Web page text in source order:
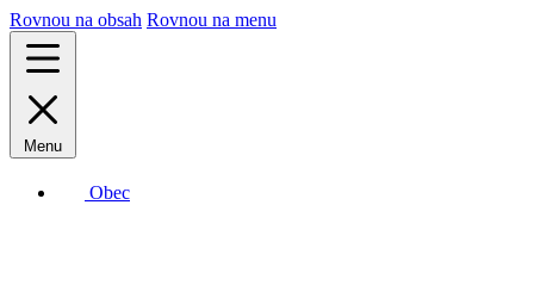
Rovnou na obsah Rovnou na menu
Menu
Obec